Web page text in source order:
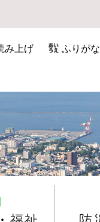
み上げ ふりがな